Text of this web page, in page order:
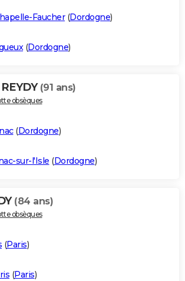
Faucher(Dordogne)
(Dordogne)
(91 ans)
obsèques
(Dordogne)
sur-l'Isle (Dordogne)
(84 ans)
obsèques
(Paris)
(Paris)